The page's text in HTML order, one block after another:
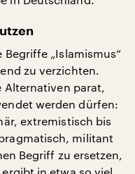
Begriffe „Islamismus“
zu verzichten.
Alternativen parat,
werden dürfen:
extremistisch bis
militant
Begriff zu ersetzen,